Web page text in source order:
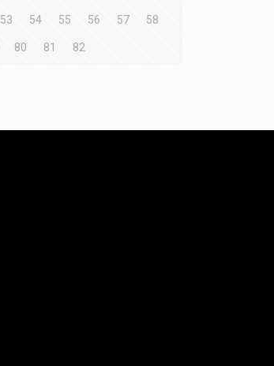
53 54 55 56 57 58
80 81 82